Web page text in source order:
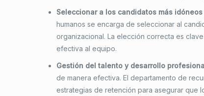
Seleccionar a los candidatos más
humanos se encarga de seleccionar al
organizacional. La elección correcta es
efectiva al equipo.
Gestión del talento y desarrollo
de manera efectiva. El departamento de
estrategias de retención para asegurar que